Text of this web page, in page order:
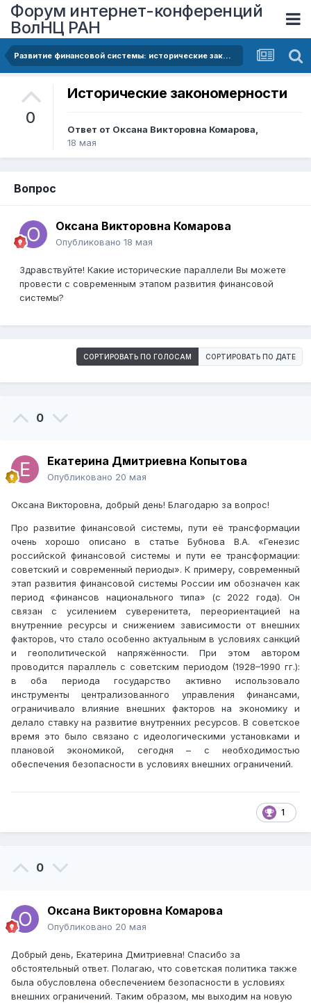
Форум интернет-конференций
ВолНЦ РАН
Развитие финансовой системы: исторические закономерности и современные тенденции
0
Исторические закономерности
Ответ от Оксана Викторовна Комарова,
18 мая
Вопрос
Оксана Викторовна Комарова
Опубликовано 18 мая
Здравствуйте! Какие исторические параллели Вы можете
провести с современным этапом развития финансовой
системы?
СОРТИРОВАТЬ ПО ГОЛОСАМ СОРТИРОВАТЬ ПО ДАТЕ
0
Екатерина Дмитриевна Копытова
Опубликовано 20 мая
Оксана Викторовна, добрый день! Благодарю за вопрос!
Про развитие финансовой системы, пути её трансформации
очень хорошо описано в статье Бубнова В.А. «Генезис
российской финансовой системы и пути ее трансформации:
советский и современный периоды». К примеру, современный
этап развития финансовой системы России им обозначен как
период «финансов национального типа» (с 2022 года). Он
связан с усилением суверенитета, переориентацией на
внутренние ресурсы и снижением зависимости от внешних
факторов, что стало особенно актуальным в условиях санкций
и геополитической напряжённости. При этом автором
проводится параллель с советским периодом (1928–1990 гг.):
в оба периода государство активно использовало
инструменты централизованного управления финансами,
ограничивало влияние внешних факторов на экономику и
делало ставку на развитие внутренних ресурсов. В советское
время это было связано с идеологическими установками и
плановой экономикой, сегодня – с необходимостью
обеспечения безопасности в условиях внешних ограничений.
1
0
Оксана Викторовна Комарова
Опубликовано 20 мая
Добрый день, Екатерина Дмитриевна! Спасибо за
обстоятельный ответ. Полагаю, что советская политика также
была обусловлена обеспечением безопасности в условиях
внешних ограничений. Таким образом, мы выходим на новую